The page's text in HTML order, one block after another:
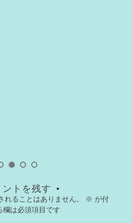
ントを残す
ることはありません。 ※ が付
欄は必須項目です